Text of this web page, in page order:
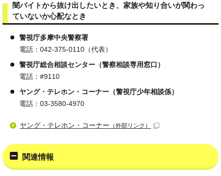
闇バイトから抜け出したいとき、家族や知り合いが関わっ
ていないか心配なとき
警視庁多摩中央警察署
電話：042-375-0110（代表）
警視庁総合相談センター（警察相談専用窓口）
電話：#9110
ヤング・テレホン・コーナー（警視庁少年相談係）
電話：03-3580-4970
ヤング・テレホン・コーナー （外部リンク）
関連情報